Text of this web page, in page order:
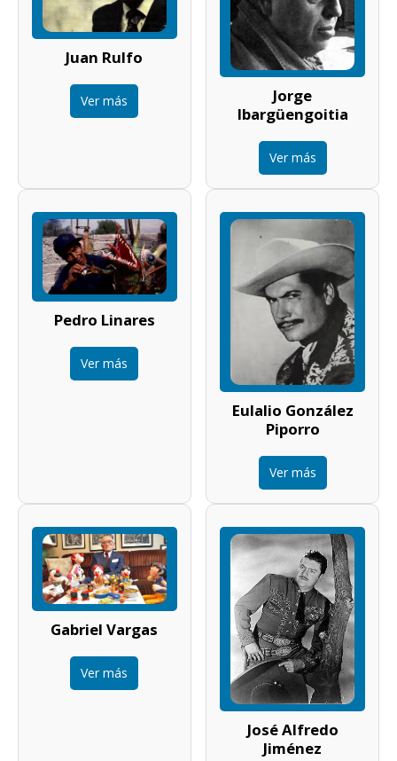
Juan Rulfo
Ver más
Jorge
Ibargüengoitia
Ver más
Pedro Linares
Ver más
Eulalio González
Piporro
Ver más
Gabriel Vargas
Ver más
José Alfredo
Jiménez